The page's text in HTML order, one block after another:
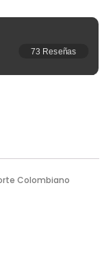
Colombiano
73 Reseñas